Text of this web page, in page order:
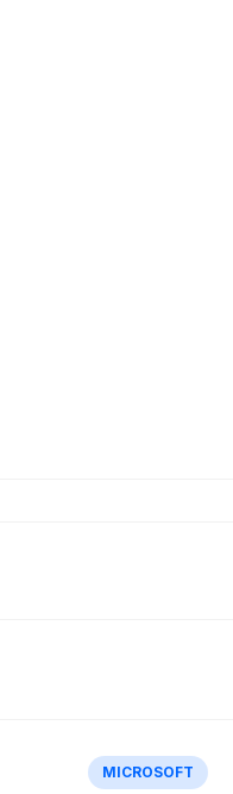
MICROSOFT